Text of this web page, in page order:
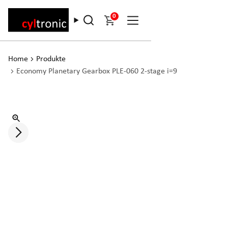
0
Home
Produkte
Economy Planetary Gearbox PLE-060 2-stage i=9